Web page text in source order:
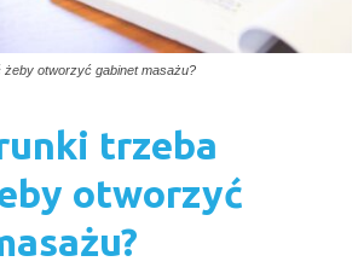
żeby otworzyć gabinet masażu?
trzeba
otworzyć